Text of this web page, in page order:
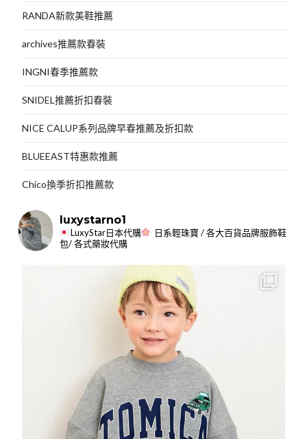
RANDA新款美鞋推薦
archives推薦款春裝
INGNI春季推薦款
SNIDEL推薦折扣春裝
NICE CALUP系列品牌早春推薦及折扣款
BLUEEAST特惠款推薦
Chico換季折扣推薦款
luxystarno1
LuxyStar日本代購
日系輕珠寶 / 各大百貨品牌服飾鞋
包/ 各式藥妝代購